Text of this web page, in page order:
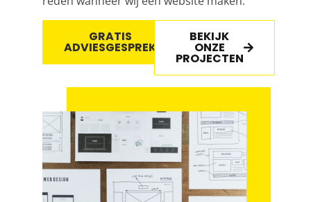
GRATIS
ADVIESGESPREK
BEKIJK
ONZE
PROJECTEN